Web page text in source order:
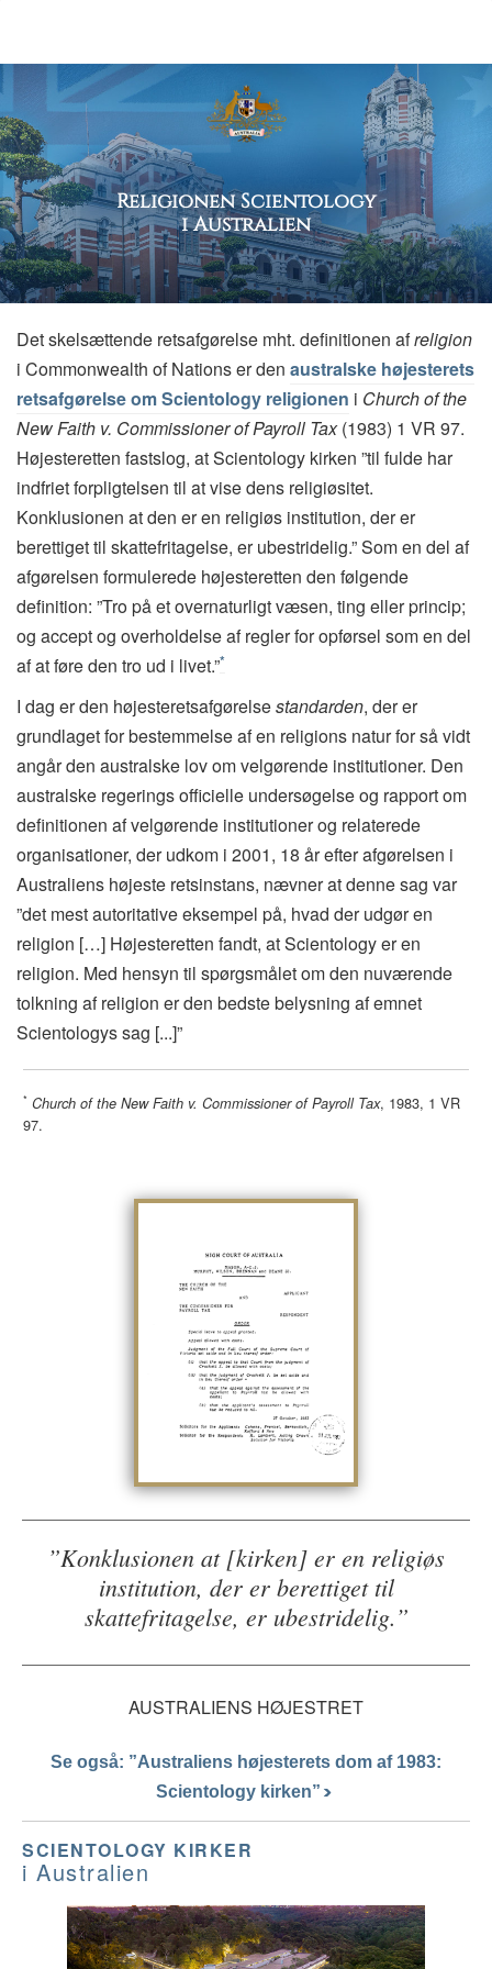
Religionen Scientology
i Australien
Det skelsættende retsafgørelse mht. definitionen afreligion
i Commonwealth of Nations er den australske højesterets
retsafgørelse om Scientology religionen i Church of the
New Faith v. Commissioner of Payroll Tax(1983) 1 VR 97.
Højesteretten fastslog, at Scientology kirken ”til fulde har
indfriet forpligtelsen til at vise dens religiøsitet.
Konklusionen at den er en religiøs institution, der er
berettiget til skattefritagelse, er ubestridelig.” Som en del af
afgørelsen formulerede højesteretten den følgende
definition: ”Tro på et overnaturligt væsen, ting eller princip;
og accept og overholdelse af regler for opførsel som en del
af at føre den tro ud i livet.”*
I dag er den højesteretsafgørelsestandarden, der er
grundlaget for bestemmelse af en religions natur for så vidt
angår den australske lov om velgørende institutioner. Den
australske regerings officielle undersøgelse og rapport om
definitionen af velgørende institutioner og relaterede
organisationer, der udkom i 2001, 18 år efter afgørelsen i
Australiens højeste retsinstans, nævner at denne sag var
”det mest autoritative eksempel på, hvad der udgør en
religion […] Højesteretten fandt, at Scientology er en
religion. Med hensyn til spørgsmålet om den nuværende
tolkning af religion er den bedste belysning af emnet
Scientologys sag [...]”
* Church of the New Faith v. Commissioner of Payroll Tax, 1983, 1 VR
97.
”Konklusionen at [kirken] er en religiøs
institution, der er berettiget til
skattefritagelse, er ubestridelig.”
AUSTRALIENS HØJESTRET
Se også: ”Australiens højesterets dom af 1983:
Scientology kirken”
SCIENTOLOGY KIRKER
i Australien